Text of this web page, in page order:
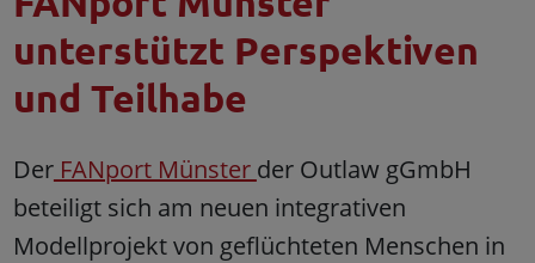
unterstützt Perspektiven
und Teilhabe
DerFANport Münster der Outlaw gGmbH
beteiligt sich am neuen integrativen
Modellprojekt von geflüchteten Menschen in